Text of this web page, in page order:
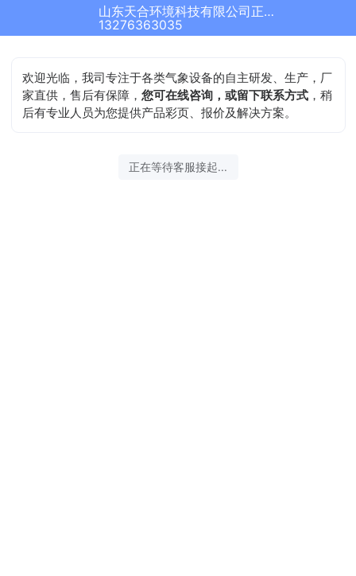
山东天合环境科技有限公司正在为您服务
13276363035
欢迎光临，我司专注于各类气象设备的自主研发、生产，厂
家直供，售后有保障，您可在线咨询，或留下联系方式 ，稍
后有专业人员为您提供产品彩页、报价及解决方案。
正在等待客服接起...